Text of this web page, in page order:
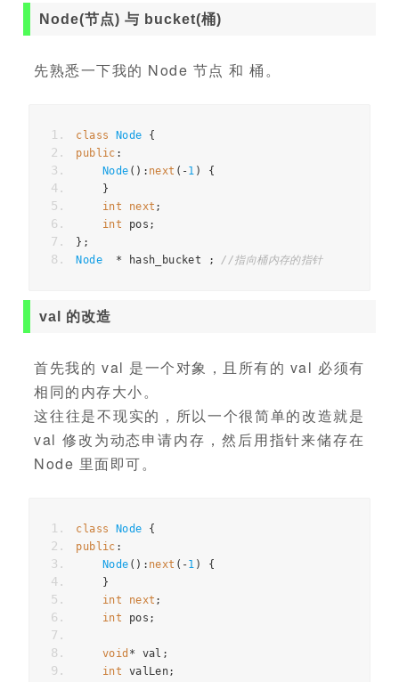
Node(节点) 与 bucket(桶)
先熟悉一下我的 Node 节点 和 桶。
class Node
{
public :
Node () : next ( -1 )
{
}
int
next ;
int
pos ;
};
Node
* hash_bucket ; //指向桶内存的指针
val 的改造
首先我的 val 是一个对象，且所有的 val 必须有
相同的内存大小。
这往往是不现实的，所以一个很简单的改造就是
val 修改为动态申请内存，然后用指针来储存在
Node 里面即可。
class Node
{
public :
Node (): next (-1 )
{
}
int
next ;
int pos ;
void * val ;
int valLen;